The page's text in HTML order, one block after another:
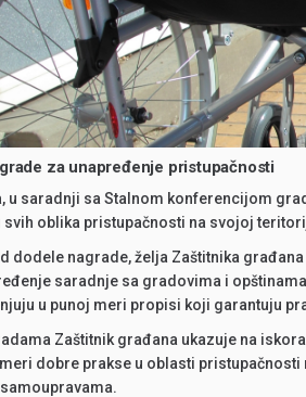
za unapređenje pristupačnosti
u saradnji sa Stalnom konferencijom
oblika pristupačnosti na svojoj
dodele nagrade, želja Zaštitnika
saradnje sa gradovima i
u punoj meri propisi koji garantuju
Zaštitnik građana ukazuje na
dobre prakse u oblasti